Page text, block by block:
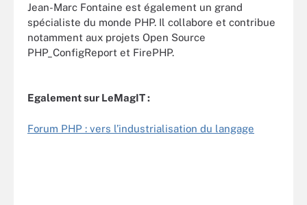
Jean-Marc Fontaine est également un grand
spécialiste du monde PHP. Il collabore et contribue
notamment aux projets Open Source
PHP_ConfigReport et FirePHP.
Egalement sur LeMagIT :
Forum PHP : vers l’industrialisation du langage